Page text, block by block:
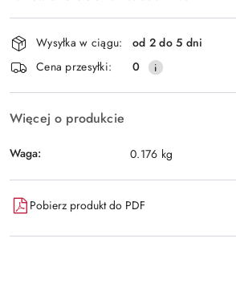
Wyślij
Dostępność
i
dostawa
Wysyłka w ciągu:
od 2 do 5 dni
Cena przesyłki:
0
Więcej o produkcie
Waga: 0.176 kg
Pobierz produkt do PDF